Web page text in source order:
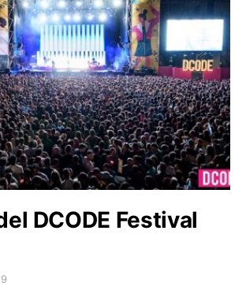
DCODE Festival